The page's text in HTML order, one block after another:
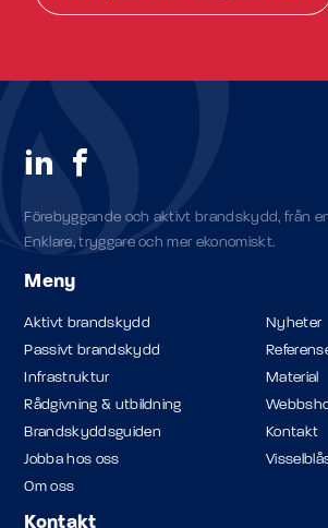
Förebyggande och aktivt brandskydd, från
Enklare, tryggare och mer ekonomiskt.
Meny
Aktivt brandskydd
Passivt brandskydd
Infrastruktur
Rådgivning & utbildning
Brandskyddsguiden
Jobba hos oss
Om oss
Nyheter
Material
Kontakt
Kontakt